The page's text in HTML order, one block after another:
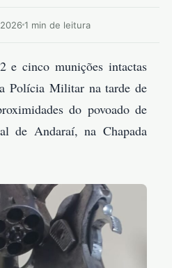
1 min de leitura
e cinco munições intactas
Polícia Militar na tarde de
do povoado de
de Andaraí, na Chapada